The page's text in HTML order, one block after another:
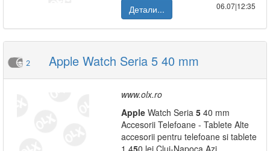
Детали...
06.07|12:35
2 Apple Watch Seria 5 40 mm
www.olx.ro
Apple Watch Seria 5 40 mm
Accesorii Telefoane - Tablete Alte
accesorii pentru telefoane si tablete
1 450 lei Cluj-Napoca Azi